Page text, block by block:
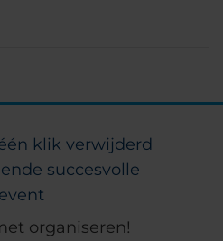
klik verwijderd
succesvolle
event
organiseren!